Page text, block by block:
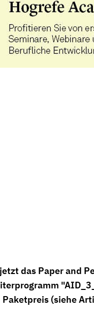
das Paper and
Paketpreis (siehe